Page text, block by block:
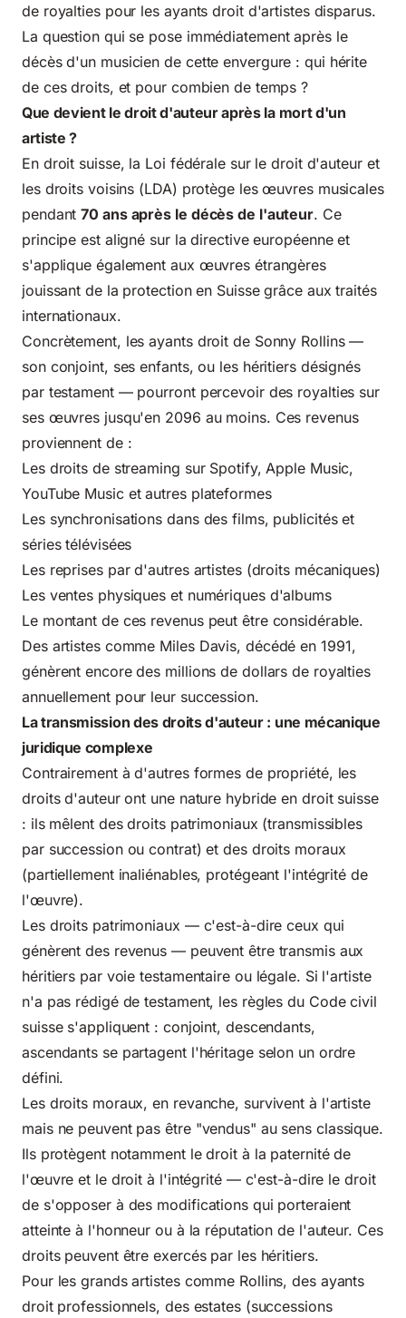
de royalties pour les ayants droit d'artistes disparus.
La question qui se pose immédiatement après le
décès d'un musicien de cette envergure : qui hérite
de ces droits, et pour combien de temps ?
Que devient le droit d'auteur après la mort d'un
artiste ?
En droit suisse, la Loi fédérale sur le droit d'auteur et
les droits voisins (LDA) protège les œuvres musicales
pendant70 ans après le décès de l'auteur. Ce
principe est aligné sur la directive européenne et
s'applique également aux œuvres étrangères
jouissant de la protection en Suisse grâce aux traités
internationaux.
Concrètement, les ayants droit de Sonny Rollins —
son conjoint, ses enfants, ou les héritiers désignés
par testament — pourront percevoir des royalties sur
ses œuvres jusqu'en 2096 au moins. Ces revenus
proviennent de :
Les droits de streaming sur Spotify, Apple Music,
YouTube Music et autres plateformes
Les synchronisations dans des films, publicités et
séries télévisées
Les reprises par d'autres artistes (droits mécaniques)
Les ventes physiques et numériques d'albums
Le montant de ces revenus peut être considérable.
Des artistes comme Miles Davis, décédé en 1991,
génèrent encore des millions de dollars de royalties
annuellement pour leur succession.
La transmission des droits d'auteur : une mécanique
juridique complexe
Contrairement à d'autres formes de propriété, les
droits d'auteur ont une nature hybride en droit suisse
: ils mêlent des droits patrimoniaux (transmissibles
par succession ou contrat) et des droits moraux
(partiellement inaliénables, protégeant l'intégrité de
l'œuvre).
Les droits patrimoniaux — c'est-à-dire ceux qui
génèrent des revenus — peuvent être transmis aux
héritiers par voie testamentaire ou légale. Si l'artiste
n'a pas rédigé de testament, les règles du Code civil
suisse s'appliquent : conjoint, descendants,
ascendants se partagent l'héritage selon un ordre
défini.
Les droits moraux, en revanche, survivent à l'artiste
mais ne peuvent pas être "vendus" au sens classique.
Ils protègent notamment le droit à la paternité de
l'œuvre et le droit à l'intégrité — c'est-à-dire le droit
de s'opposer à des modifications qui porteraient
atteinte à l'honneur ou à la réputation de l'auteur. Ces
droits peuvent être exercés par les héritiers.
Pour les grands artistes comme Rollins, des ayants
droit professionnels, des estates (successions